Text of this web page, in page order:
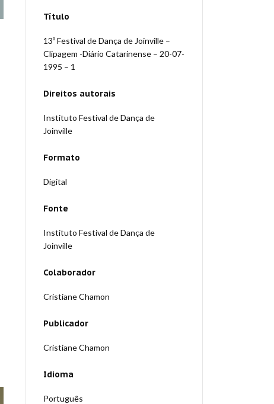
Título
13º Festival de Dança de Joinville –
Clipagem -Diário Catarinense – 20-07-
1995 – 1
Direitos autorais
Instituto Festival de Dança de
Joinville
Formato
Digital
Fonte
Instituto Festival de Dança de
Joinville
Colaborador
Cristiane Chamon
Publicador
Cristiane Chamon
Idioma
Português